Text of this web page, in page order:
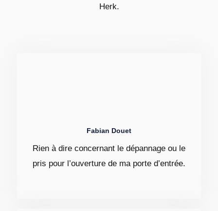
Herk.
Fabian Douet
Rien à dire concernant le dépannage ou le
pris pour l’ouverture de ma porte d’entrée.